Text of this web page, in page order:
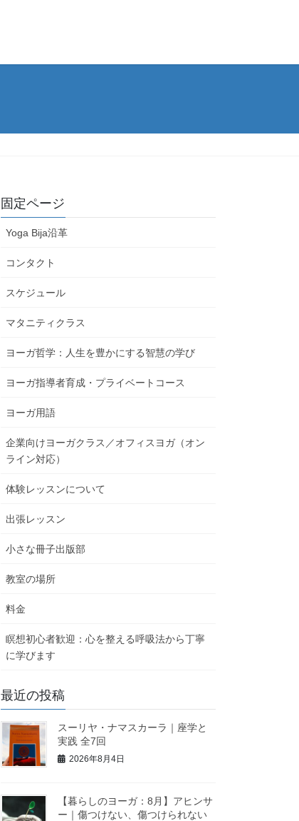
固定ページ
Yoga Bija沿革
コンタクト
スケジュール
マタニティクラス
ヨーガ哲学：人生を豊かにする智慧の学び
ヨーガ指導者育成・プライベートコース
ヨーガ用語
企業向けヨーガクラス／オフィスヨガ（オン
ライン対応）
体験レッスンについて
出張レッスン
小さな冊子出版部
教室の場所
料金
瞑想初心者歓迎：心を整える呼吸法から丁寧
に学びます
最近の投稿
スーリヤ・ナマスカーラ｜座学と
実践 全7回
2026年8月4日
【暮らしのヨーガ：8月】アヒンサ
ー｜傷つけない、傷つけられない